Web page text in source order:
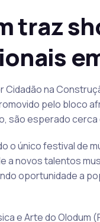
traz
Cidadão na
pelo bloco
são esperado cerca
o único festival de
a novos talentos
oportunidade a
e Arte do Olodum